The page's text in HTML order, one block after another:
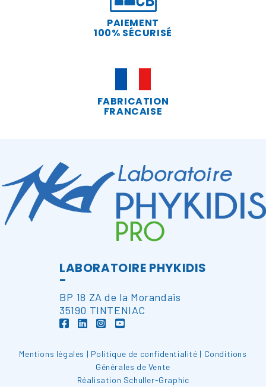
PAIEMENT
100% SÉCURISÉ
FABRICATION
FRANCAISE
LABORATOIRE PHYKIDIS
-
BP 18 ZA de la Morandais
35190 TINTENIAC
Mentions légales | Politique de confidentialité | Conditions
Générales de Vente
Réalisation Schuller-Graphic